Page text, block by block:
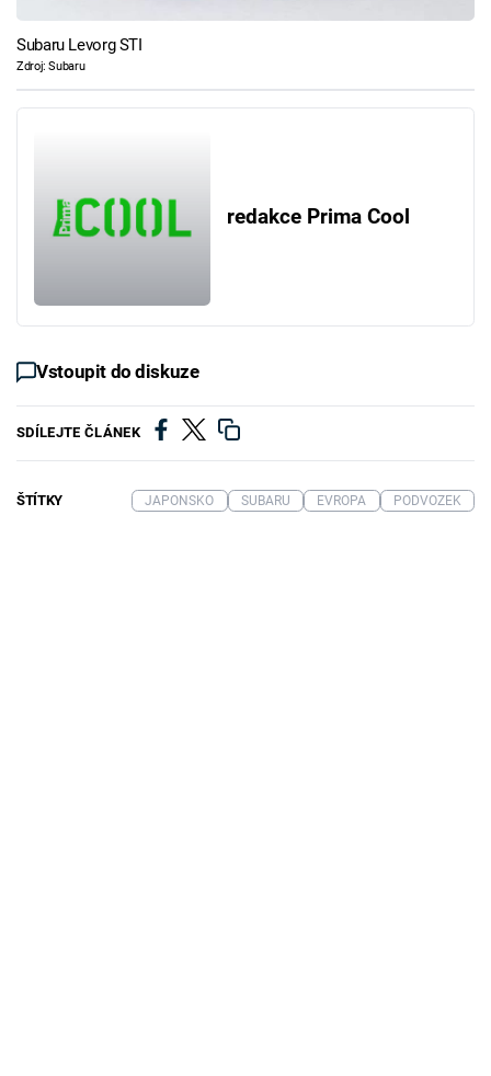
Subaru Levorg STI
Zdroj: Subaru
redakce Prima Cool
Vstoupit do diskuze
SDÍLEJTE ČLÁNEK
ŠTÍTKY JAPONSKO SUBARU EVROPA PODVOZEK